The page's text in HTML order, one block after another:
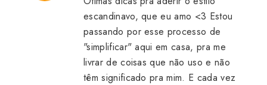
escandinavo, que eu amo <3 Estou
passando por esse processo de
"simplificar" aqui em casa, pra me
livrar de coisas que não uso e não
têm significado pra mim. E cada vez